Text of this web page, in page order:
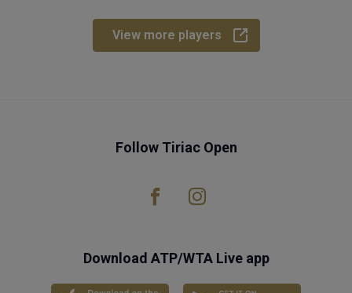
View more players
Follow Tiriac Open
Download ATP/WTA Live app